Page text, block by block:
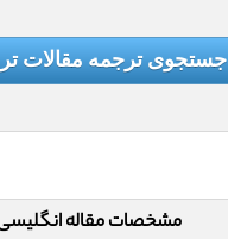
جستجوی ترجمه مقالات
مشخصات مقاله